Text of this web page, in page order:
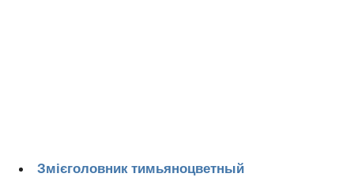
Змієголовник тимьяноцветный